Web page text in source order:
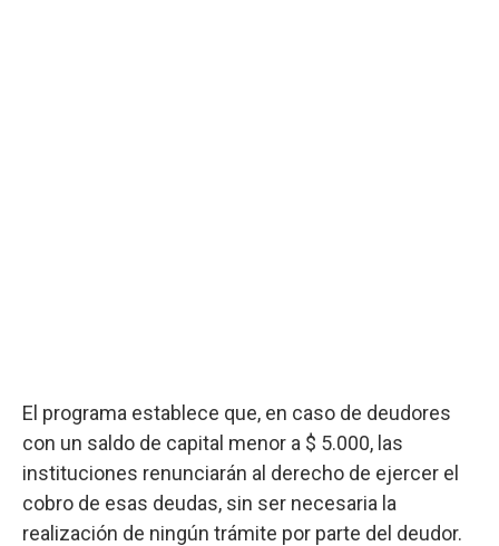
El programa establece que, en caso de deudores
con un saldo de capital menor a $ 5.000, las
instituciones renunciarán al derecho de ejercer el
cobro de esas deudas, sin ser necesaria la
realización de ningún trámite por parte del deudor.